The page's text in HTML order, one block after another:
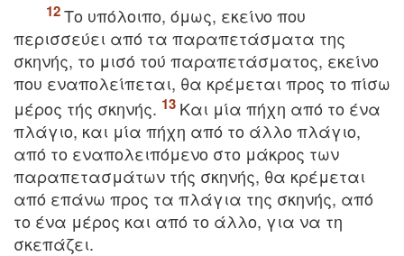
Tο υπόλοιπο, όμως, εκείνο που
περισσεύει από τα παραπετάσματα της
σκηνής, το μισό τού παραπετάσματος, εκείνο
που εναπολείπεται, θα κρέμεται προς το πίσω
μέρος τής σκηνής.
Kαι μία πήχη από το ένα
πλάγιο, και μία πήχη από το άλλο πλάγιο,
από το εναπολειπόμενο στο μάκρος των
παραπετασμάτων τής σκηνής, θα κρέμεται
από επάνω προς τα πλάγια της σκηνής, από
το ένα μέρος και από το άλλο, για να τη
σκεπάζει.